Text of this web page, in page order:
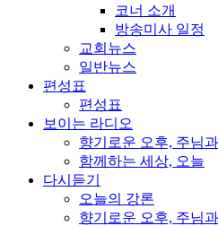
코너 소개
방송미사 일정
교회뉴스
일반뉴스
편성표
편성표
보이는 라디오
향기로운 오후, 주님
함께하는 세상, 오늘
다시듣기
오늘의 강론
향기로운 오후, 주님